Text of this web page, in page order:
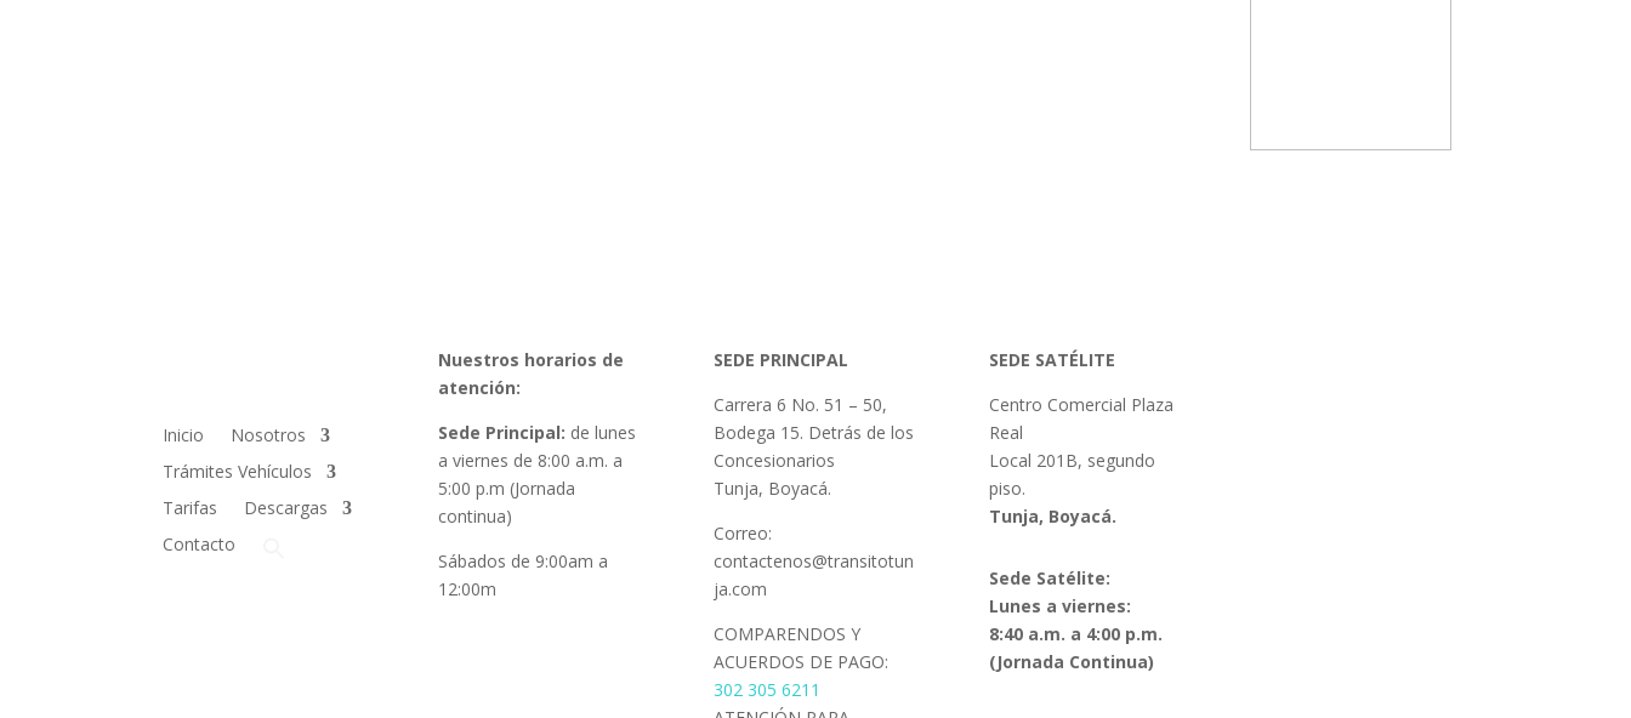
Inicio
Nosotros
Trámites Vehículos
Tarifas
Descargas
Contacto
Nuestros horarios de
atención:
Sede Principal: de lunes
a viernes de 8:00 a.m. a
5:00 p.m (Jornada
continua)
Sábados de 9:00am a
12:00m
SEDE PRINCIPAL
Carrera 6 No. 51 – 50,
Bodega 15. Detrás de los
Concesionarios
Tunja, Boyacá.
Correo:
contactenos@transitotun
ja.com
COMPARENDOS Y
ACUERDOS DE PAGO:
302 305 6211
SEDE SATÉLITE
Centro Comercial Plaza
Real
Local 201B, segundo
piso.
Tunja, Boyacá.
Sede Satélite:
Lunes a viernes:
8:40 a.m. a 4:00 p.m.
(Jornada Continua)